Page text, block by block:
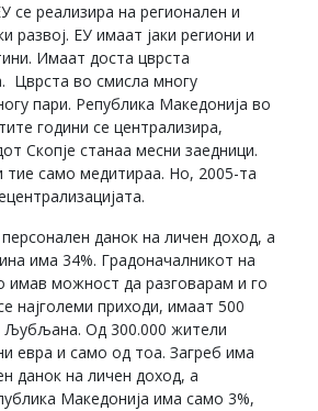
се реализира на регионален и
развој. ЕУ имаат јаки региони и
Имаат доста цврста
Цврста во смисла многу
пари. Република Македонија во
години се централизира,
Скопје станаа месни заедници.
тие само медитираа. Но, 2005-та
данок на личен доход, а
има 34%. Градоначалникот на
можност да разговарам и го
најголеми приходи, имаат 500
Љубљана. Од 300.000 жители
евра и само од тоа. Загреб има
данок на личен доход, а
Македонија има само 3%,